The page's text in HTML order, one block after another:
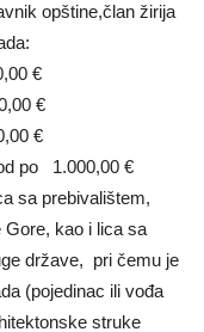
opštine,član žirija
€
€
€
po 1.000,00 €
sa prebivalištem,
Gore, kao i lica sa
države, pri čemu je
(pojedinac ili vođa
struke